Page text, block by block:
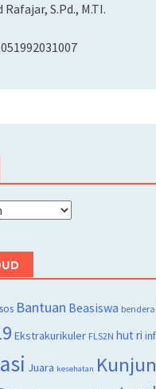
S.Pd., M.TI.
Bantuan Beasiswa bendera
Ekstrakurikuler FLS2N hut ri
Juara kesehatan